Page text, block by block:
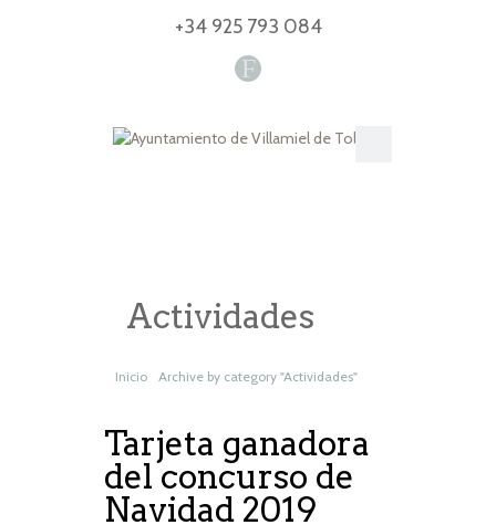
F
+34 925 793 084
Actividades
Inicio Archive by category "Actividades"
Tarjeta ganadora
del concurso de
Navidad 2019